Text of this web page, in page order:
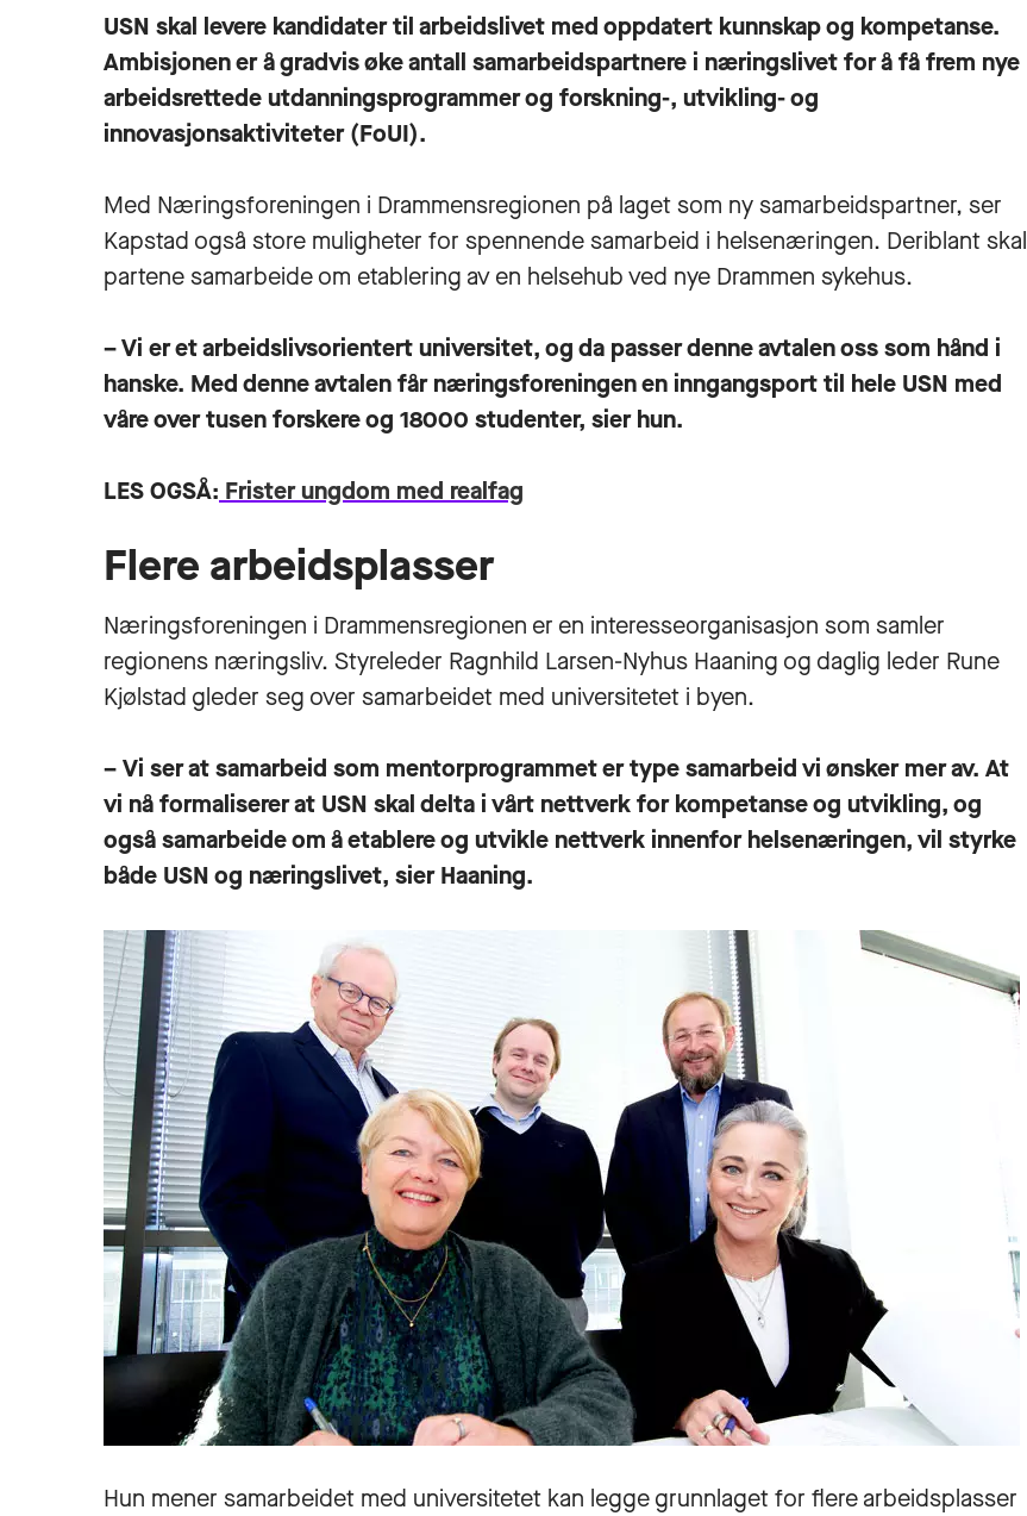
USN skal levere kandidater til arbeidslivet med oppdatert kunnskap og kompetanse.
Ambisjonen er å gradvis øke antall samarbeidspartnere i næringslivet for å få frem nye
arbeidsrettede utdanningsprogrammer og forskning-, utvikling- og
innovasjonsaktiviteter (FoUI).
Med Næringsforeningen i Drammensregionen på laget som ny samarbeidspartner, ser
Kapstad også store muligheter for spennende samarbeid i helsenæringen. Deriblant skal
partene samarbeide om etablering av en helsehub ved nye Drammen sykehus.
– Vi er et arbeidslivsorientert universitet, og da passer denne avtalen oss som hånd i
hanske. Med denne avtalen får næringsforeningen en inngangsport til hele USN med
våre over tusen forskere og 18000 studenter, sier hun.
LES OGSÅ: Frister ungdom med realfag
Flere arbeidsplasser
Næringsforeningen i Drammensregionen er en interesseorganisasjon som samler
regionens næringsliv. Styreleder Ragnhild Larsen-Nyhus Haaning og daglig leder Rune
Kjølstad gleder seg over samarbeidet med universitetet i byen.
– Vi ser at samarbeid som mentorprogrammet er type samarbeid vi ønsker mer av. At
vi nå formaliserer at USN skal delta i vårt nettverk for kompetanse og utvikling, og
også samarbeide om å etablere og utvikle nettverk innenfor helsenæringen, vil styrke
både USN og næringslivet, sier Haaning.
Hun mener samarbeidet med universitetet kan legge grunnlaget for flere arbeidsplasser